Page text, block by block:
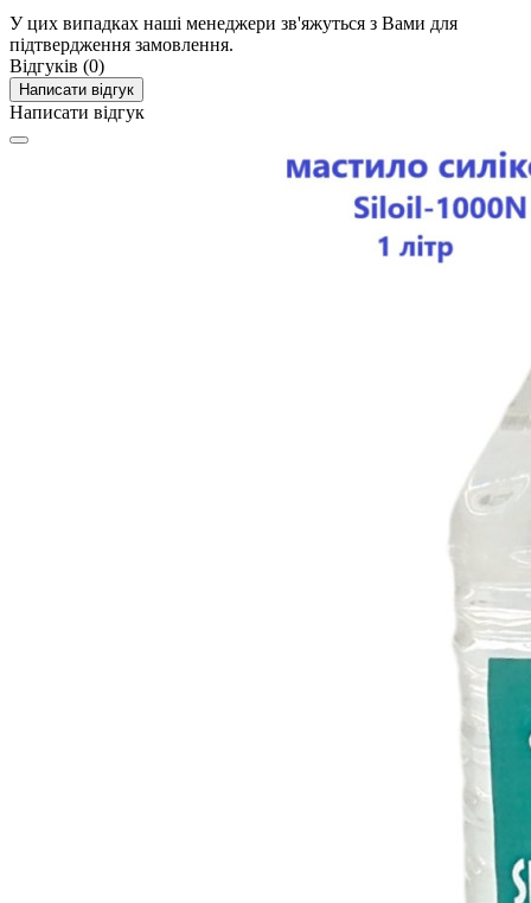
У цих випадках наші менеджери зв'яжуться з Вами для
підтвердження замовлення.
Відгуків (0)
Написати відгук
Написати відгук